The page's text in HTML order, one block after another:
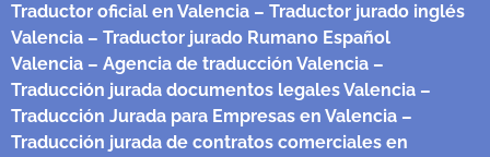
Traductor oficial en Valencia – Traductor jurado inglés
Valencia – Traductor jurado Rumano Español
Valencia – Agencia de traducción Valencia –
Traducción jurada documentos legales Valencia –
Traducción Jurada para Empresas en Valencia –
Traducción jurada de contratos comerciales en